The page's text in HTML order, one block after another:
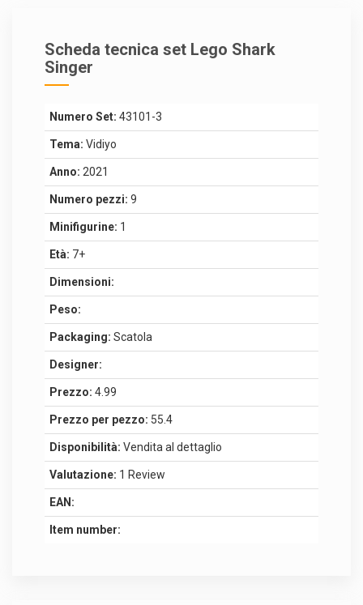
Scheda tecnica set Lego Shark
Singer
Numero Set: 43101-3
Tema: Vidiyo
Anno: 2021
Numero pezzi: 9
Minifigurine: 1
Età: 7+
Dimensioni:
Peso:
Packaging: Scatola
Designer:
Prezzo: 4.99
Prezzo per pezzo: 55.4
Disponibilità: Vendita al dettaglio
Valutazione: 1 Review
EAN:
Item number: